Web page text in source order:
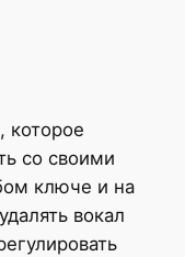
которое
со своими
ключе и на
вокал